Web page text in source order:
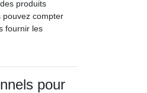
produits
pouvez compter
fournir les
pour